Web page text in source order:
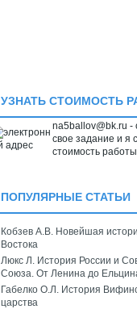
УЗНАТЬ СТОИМОСТЬ
na5ballov@bk.ru -
свое задание и я
стоимость работы.
ПОПУЛЯРНЫЕ СТАТЬИ
Кобзев А.В. Новейшая
Востока
Люкс Л. История России и
Союза. От Ленина до
Габелко О.Л. История
царства